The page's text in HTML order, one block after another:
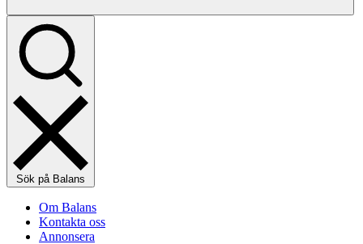
Sök på Balans
Om Balans
Kontakta oss
Annonsera